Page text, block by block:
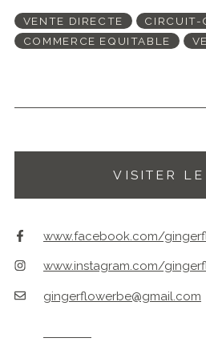
VENTE DIRECTE
CIRCUIT-
COMMERCE EQUITABLE
VISITER LE
www.facebook.com/
www.instagram.com/
gingerflowerbe@gmail.com